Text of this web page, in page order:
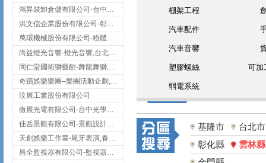
鴻昇裝卸倉儲有限公司-台中貨櫃裝卸
洪文信企業股份有限公司-彰化鋅合金鑄造,彰化五金加工,彰化五金配件
萬環機械股份有限公司-粉體塗裝設備,輸送機,輸送機設備,台南輸送機
尚益燈光音響-燈光音響,台北燈光音響,台北燈光音響出租
同仁堂國術獅藝館-舞龍舞獅,台中舞龍舞獅
奇蹟娛樂樂團–樂團活動企劃,台中樂團表演,台中婚禮樂團
汶展工業股份有限公司
微展光電有限公司-台中光學鍍膜,optical filter taiwan,台灣光學鍍膜
佳岳景觀有限公司-景觀設計公司,台北景觀設計,台北景觀工程,中山區景觀設計
天創娛樂工作室-尾牙表演,春酒表演,板橋尾牙表演
昌全監視器有限公司-監視器安裝,高雄監視器安裝,鳳山區監視器安裝
棚架工程
汽車配件
汽車音響
塑膠螺絲 可加
弱電系統
基隆市
台北市
彰化縣
雲林縣